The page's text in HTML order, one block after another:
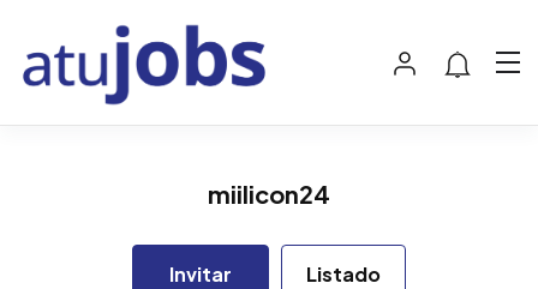
miilicon24
Invitar Listado